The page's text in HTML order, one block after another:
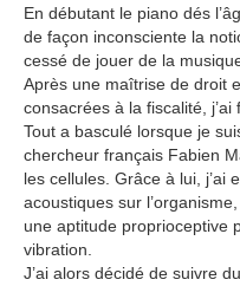
En débutant le piano dés
de façon inconsciente la
cessé de jouer de la
Après une maîtrise de droit
consacrées à la fiscalité,
Tout a basculé lorsque je
chercheur français Fabien
les cellules. Grâce à lui, j’ai
acoustiques sur
une aptitude proprioceptive
vibration.
J’ai alors décidé de suivre